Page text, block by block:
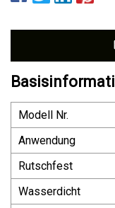
Modell Nr.
Anwendung
Rutschfest
Wasserdicht